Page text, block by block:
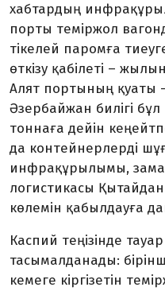
хабтардың
порты теміржол
тікелей паромға
өткізу қабілеті –
Алят портының қуаты
Әзербайжан билігі бұл
тоннаға дейін
да контейнерлерді
инфрақұрылымы,
логистикасы
көлемін қабылдауға
Каспий теңізінде
тасымалданады:
кемеге кіргізетін